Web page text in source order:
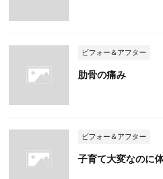
ビフォー＆アフター
肋骨の痛み
ビフォー＆アフター
子育て大変なのに